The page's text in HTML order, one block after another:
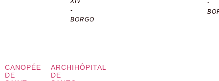
Bramante. Le palais a subi de
nombreuses modifications au fil
reconstruction complète dans les
-
BORGO
-
CANOPÉE
DE
ARCHIHÔPITAL
DE